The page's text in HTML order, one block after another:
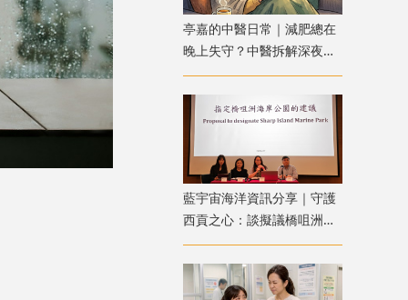
亭嘉的中醫日常｜減肥總在
晚上失守？中醫拆解深夜食
慾
藍宇宙海洋資訊分享｜守護
西貢之心：談擬議橋咀洲海
岸公園的挑戰與期待